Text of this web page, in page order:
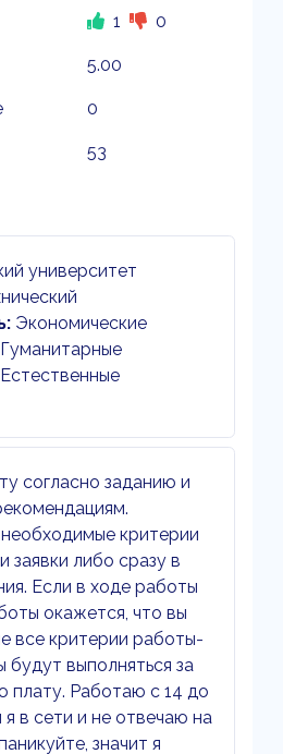
1 0
5.00
0
53
университет
Экономические
согласно заданию и
критерии
заявки либо сразу в
Если в ходе работы
окажется, что вы
все критерии работы-
будут выполняться за
плату. Работаю с 14 до
в сети и не отвечаю на
значит я